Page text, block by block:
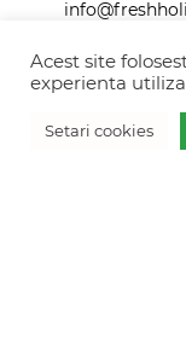
Povestile
Contact
Acest site
experienta
Setari cookies